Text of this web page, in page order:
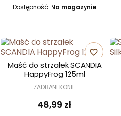
Dostępność: Na magazynie
favorite_border
Maść do strzałek SCANDIA
HappyFrog 125ml
ZADBANEKONIE
48,99 zł